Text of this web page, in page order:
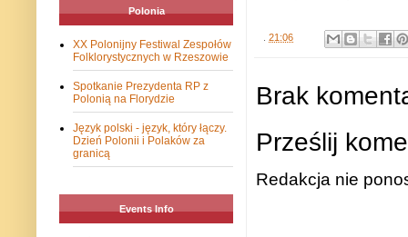
. 21:06
Brak
Prześlij
Redakcja nie
Polonia
XX Polonijny Festiwal Zespołów
Folklorystycznych w Rzeszowie
Spotkanie Prezydenta RP z
Polonią na Florydzie
Język polski - język, który łączy.
Dzień Polonii i Polaków za
granicą
Events Info